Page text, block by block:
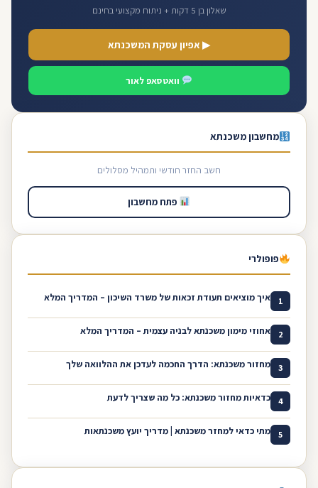
שאלון בן 5 דקות + ניתוח מקצועי בחינם
▶ אפיון עסקת המשכנתא
וואטסאפ לאור
מחשבון משכנתא
חשב החזר חודשי ותמהיל מסלולים
פתח מחשבון
פופולרי
1 איך מוציאים תעודת זכאות של משרד השיכון – המדריך המלא
2 אחוזי מימון משכנתא לבניה עצמית – המדריך המלא
3 מחזור משכנתא: הדרך החכמה לעדכן את ההלוואה שלך
4 כדאיות מחזור משכנתא: כל מה שצריך לדעת
5 מתי כדאי למחזר משכנתא | מדריך יועץ משכנתאות